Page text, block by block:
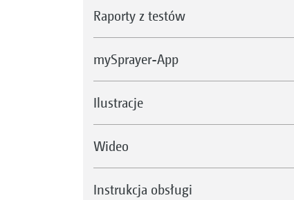
Raporty z testów
mySprayer-App
Ilustracje
Wideo
Instrukcja obsługi